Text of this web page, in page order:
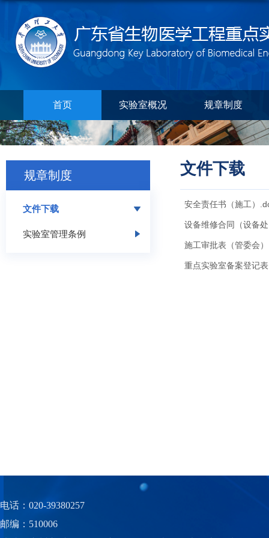
首页 实验室概况 规章制度
规章制度
文件下载
实验室管理条例
文件下载
安全责任书（施工）
设备维修合同（设备
施工审批表（管委会
重点实验室备案登记
电话：020-39380257
邮编：510006